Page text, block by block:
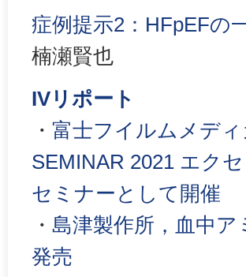
症例提示2：HFpEFの
楠瀬賢也
IVリポート
・ 富士フイルムメデ
SEMINAR 2021 エク
セミナーとして開催
・ 島津製作所，血中
発売